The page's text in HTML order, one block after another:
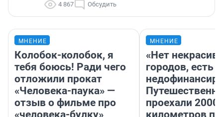
4 867 Обсудить
МНЕНИЕ
Колобок-колобок, я
тебя боюсь! Ради чего
отложили прокат
«Человека-паука» —
отзыв о фильме про
«человека-булку»
МНЕНИЕ
«Нет
городов, есть
проехали 2000
километров по